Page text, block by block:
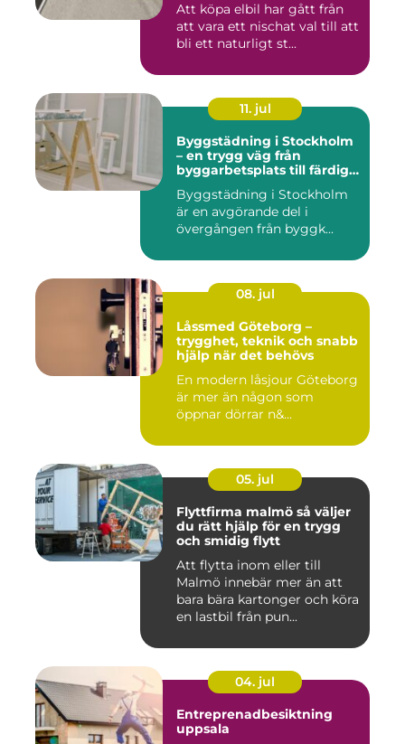
Att köpa elbil har gått från
att vara ett nischat val till att
bli ett naturligt st...
11. jul
Byggstädning i Stockholm
– en trygg väg från
byggarbetsplats till färdig
Byggstädning i Stockholm
är en avgörande del i
övergången från byggk...
08. jul
Låssmed Göteborg –
trygghet, teknik och snabb
hjälp när det behövs
En modern låsjour Göteborg
är mer än någon som
öppnar dörrar n&...
05. jul
Flyttfirma malmö så väljer
du rätt hjälp för en trygg
och smidig flytt
Att flytta inom eller till
Malmö innebär mer än att
bara bära kartonger och köra
en lastbil från pun...
04. jul
Entreprenadbesiktning
uppsala